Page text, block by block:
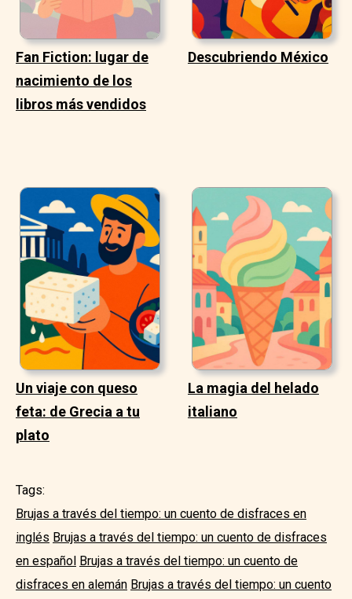
Fan Fiction: lugar de
nacimiento de los
libros más vendidos
Descubriendo México
Un viaje con queso
feta: de Grecia a tu
plato
La magia del helado
italiano
Tags:
Brujas a través del tiempo: un cuento de disfraces en
inglés Brujas a través del tiempo: un cuento de disfraces
en español Brujas a través del tiempo: un cuento de
disfraces en alemán Brujas a través del tiempo: un cuento